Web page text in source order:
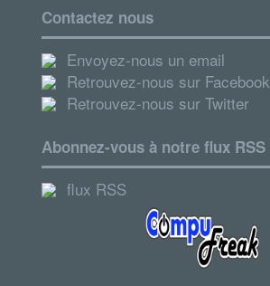
Contactez nous
Envoyez-nous un email
Retrouvez-nous sur Facebook
Retrouvez-nous sur Twitter
Abonnez-vous à notre flux RSS
flux RSS